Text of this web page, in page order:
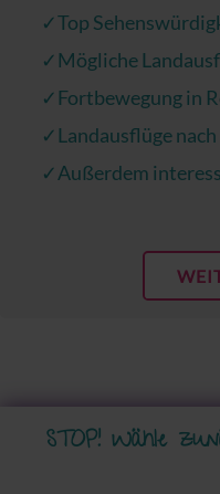
✓Top
✓Mögliche
✓Fortbewegung in
✓Landausflüge nach
✓Außerdem
STOP! Wähle